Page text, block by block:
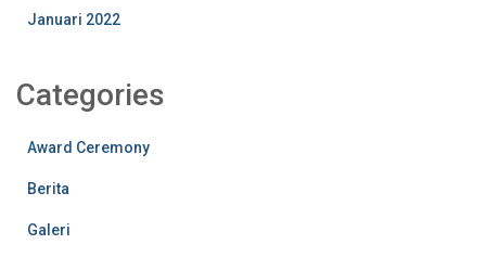
Januari 2022
Categories
Award Ceremony
Berita
Galeri